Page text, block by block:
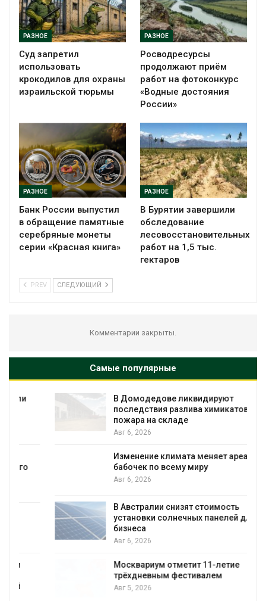
РАЗНОЕ
Суд запретил
использовать
крокодилов для охраны
израильской тюрьмы
РАЗНОЕ
Росводресурсы
продолжают приём
работ на фотоконкурс
«Водные достояния
России»
РАЗНОЕ
Банк России выпустил
в обращение памятные
серебряные монеты
серии «Красная книга»
РАЗНОЕ
В Бурятии завершили
обследование
лесовосстановительных
работ на 1,5 тыс.
гектаров
PREV СЛЕДУЮЩИЙ
Комментарии закрыты.
Самые популярные
В Домодедове ликвидируют
последствия разлива химикатов после
пожара на складе
Авг 6, 2026
Изменение климата меняет ареалы
бабочек по всему миру
Авг 6, 2026
В Австралии снизят стоимость
установки солнечных панелей для
бизнеса
Авг 6, 2026
Москвариум отметит 11-летие
трёхдневным фестивалем
Авг 5, 2026